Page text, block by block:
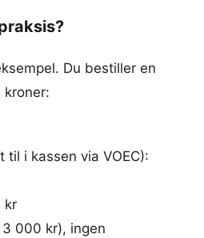
Du bestiller en
kroner:
til i kassen via VOEC):
kr
000 kr), ingen